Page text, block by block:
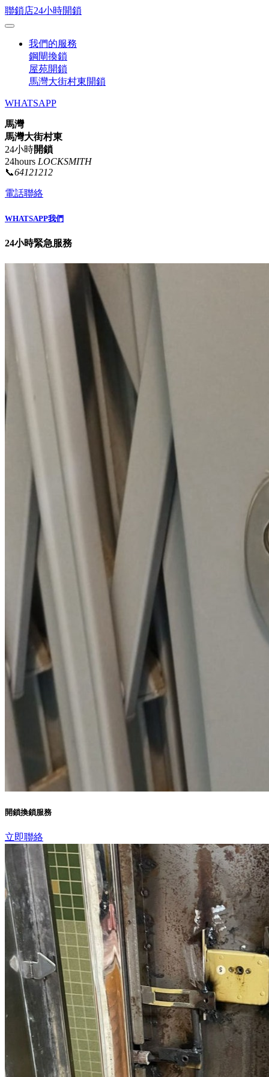
聯鎖店24小時開鎖
我們的服務
鋼閘換鎖
屋苑開鎖
馬灣大街村東開鎖
WHATSAPP
馬灣
馬灣大街村東
24小時開鎖
24hours LOCKSMITH
📞64121212
電話聯絡
WHATSAPP我們
24小時緊急服務
開鎖換鎖服務
立即聯絡